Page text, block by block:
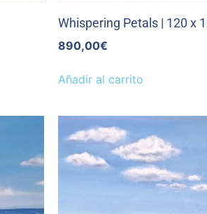
Whispering Petals | 120 x
890,00€
Añadir al carrito